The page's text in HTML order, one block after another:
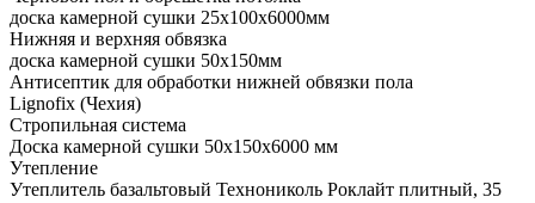
доска камерной сушки 25x100x6000мм
Нижняя и верхняя обвязка
доска камерной сушки 50x150мм
Антисептик для обработки нижней обвязки пола
Lignofix (Чехия)
Стропильная система
Доска камерной сушки 50х150х6000 мм
Утепление
Утеплитель базальтовый Технониколь Роклайт плитный, 35